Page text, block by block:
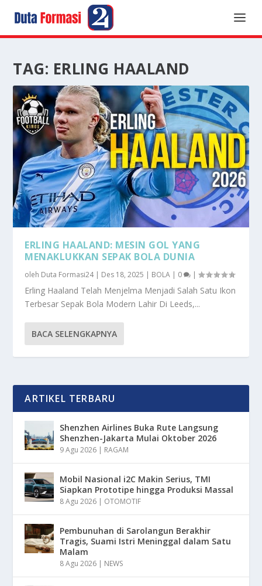
TAG: ERLING HAALAND
ERLING HAALAND: MESIN GOL YANG
MENAKLUKKAN SEPAK BOLA DUNIA
oleh Duta Formasi24| Des 18, 2025 | BOLA | 0 |
Erling Haaland Telah Menjelma Menjadi Salah Satu Ikon
Terbesar Sepak Bola Modern Lahir Di Leeds,...
BACA SELENGKAPNYA
ARTIKEL TERBARU
Shenzhen Airlines Buka Rute Langsung
Shenzhen-Jakarta Mulai Oktober 2026
9 Agu 2026 | RAGAM
Mobil Nasional i2C Makin Serius, TMI
Siapkan Prototipe hingga Produksi Massal
8 Agu 2026 | OTOMOTIF
Pembunuhan di Sarolangun Berakhir
Tragis, Suami Istri Meninggal dalam Satu
Malam
8 Agu 2026 | NEWS